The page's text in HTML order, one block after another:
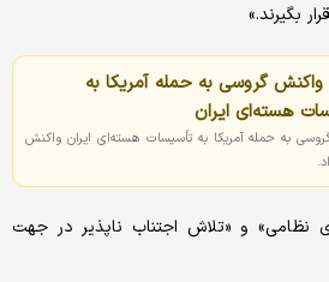
بگیرند.»
واکنش گروسی به حمله آمریکا به
هسته‌ای ایران
گروسی به حمله آمریکا به تأسیسات هسته‌ای ایران واکنش
نظامی» و «تلاش اجتناب ناپذیر در جهت